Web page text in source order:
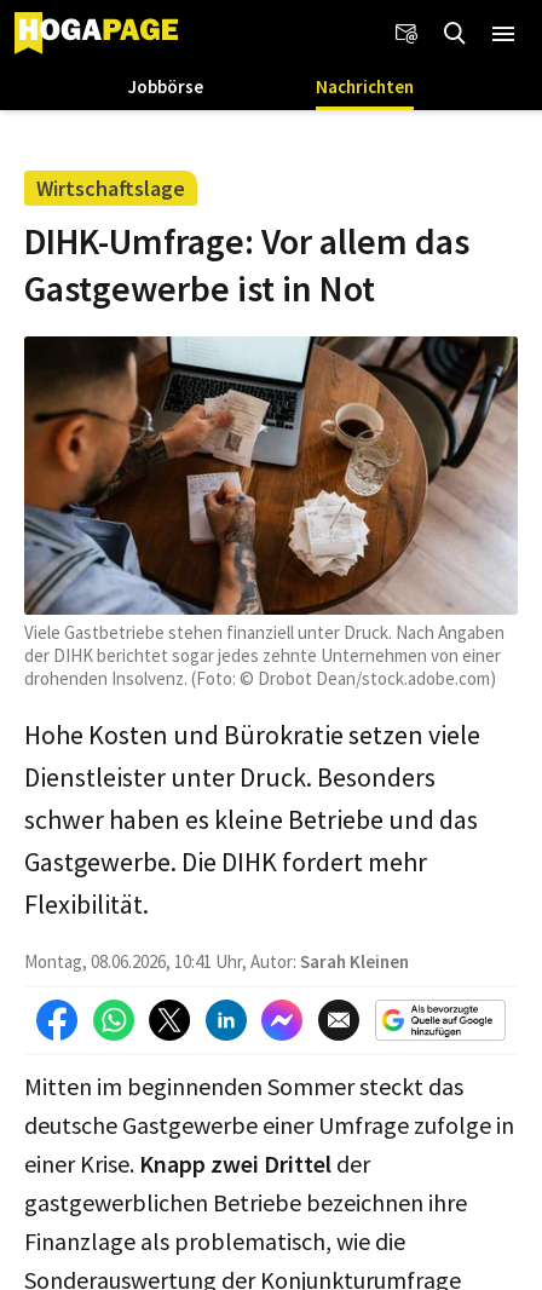
Jobbörse Nachrichten
Wirtschaftslage
DIHK-Umfrage: Vor allem das
Gastgewerbe ist in Not
Viele Gastbetriebe stehen finanziell unter Druck. Nach Angaben
der DIHK berichtet sogar jedes zehnte Unternehmen von einer
drohenden Insolvenz. (Foto: © Drobot Dean/stock.adobe.com)
Hohe Kosten und Bürokratie setzen viele
Dienstleister unter Druck. Besonders
schwer haben es kleine Betriebe und das
Gastgewerbe. Die DIHK fordert mehr
Flexibilität.
Montag, 08.06.2026, 10:41 Uhr, Autor: Sarah Kleinen
Mitten im beginnenden Sommer steckt das
deutsche Gastgewerbe einer Umfrage zufolge in
einer Krise. Knapp zwei Drittel der
gastgewerblichen Betriebe bezeichnen ihre
Finanzlage als problematisch, wie die
Sonderauswertung der Konjunkturumfrage